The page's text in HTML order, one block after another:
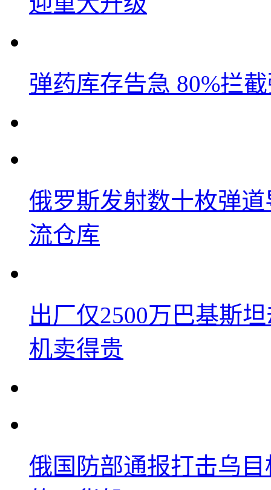
弹药库存告急 80%拦
俄罗斯发射数十枚弹
流仓库
出厂仅2500万巴基斯
机卖得贵
俄国防部通报打击乌